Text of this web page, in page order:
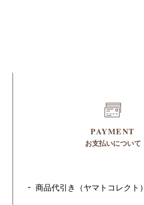
PAYMENT
お支払いについて
商品代引き（ヤマトコレクト）